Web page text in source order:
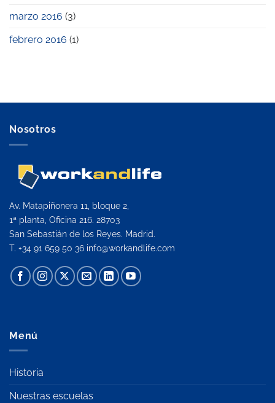
marzo 2016 (3)
febrero 2016 (1)
Nosotros
Av. Matapiñonera 11, bloque 2,
1ª planta, Oficina 216. 28703
San Sebastián de los Reyes. Madrid.
T. +34 91 659 50 36 info@workandlife.com
Menú
Historia
Nuestras escuelas